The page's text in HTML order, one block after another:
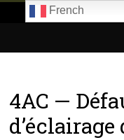
E85.com
passion
du
boîtier
4AC —
French